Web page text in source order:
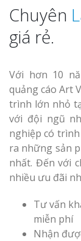
Chuyên
giá rẻ.
Với hơn 10
quảng cáo Art
trình lớn nhỏ
với đội ngũ
nghiệp có
ra những sản
nhất. Đến với
nhiều ưu đãi
Tư vấn
miễn phí
Nhận